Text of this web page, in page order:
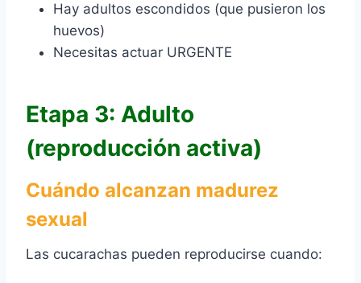
Hay adultos escondidos (que pusieron los
huevos)
Necesitas actuar URGENTE
Etapa 3: Adulto
(reproducción activa)
Cuándo alcanzan madurez
sexual
Las cucarachas pueden reproducirse cuando: